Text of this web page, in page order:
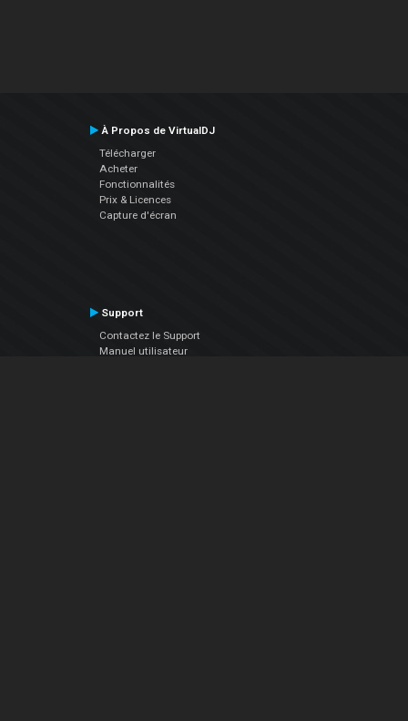
À Propos de VirtualDJ
Télécharger
Acheter
Fonctionnalités
Prix & Licences
Capture d'écran
Support
Contactez le Support
Manuel utilisateur